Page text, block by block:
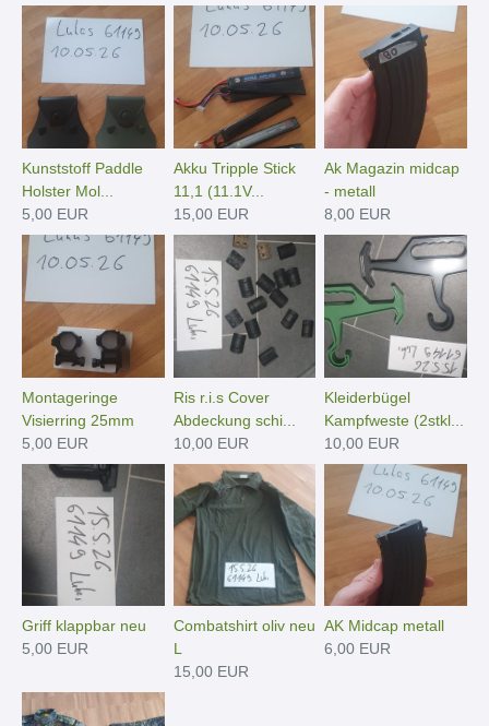
Kunststoff Paddle
Holster Mol...
5,00 EUR
Akku Tripple Stick
11,1 (11.1V...
15,00 EUR
Ak Magazin midcap
- metall
8,00 EUR
Montageringe
Visierring 25mm
5,00 EUR
Ris r.i.s Cover
Abdeckung schi...
10,00 EUR
Kleiderbügel
Kampfweste (2stkl...
10,00 EUR
Griff klappbar neu
5,00 EUR
Combatshirt oliv neu
L
15,00 EUR
AK Midcap metall
6,00 EUR